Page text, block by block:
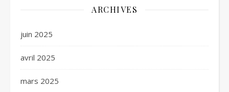
ARCHIVES
juin 2025
avril 2025
mars 2025